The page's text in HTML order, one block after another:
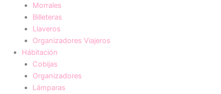
Morrales
Billeteras
Llaveros
Organizadores Viajeros
Hábitación
Cobijas
Organizadores
Lámparas